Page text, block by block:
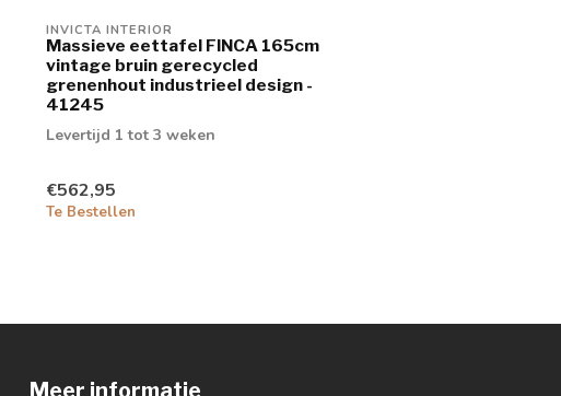
INVICTA INTERIOR
Massieve eettafel FINCA 165cm
vintage bruin gerecycled
grenenhout industrieel design -
41245
Levertijd 1 tot 3 weken
€562,95
Te Bestellen
Meer informatie